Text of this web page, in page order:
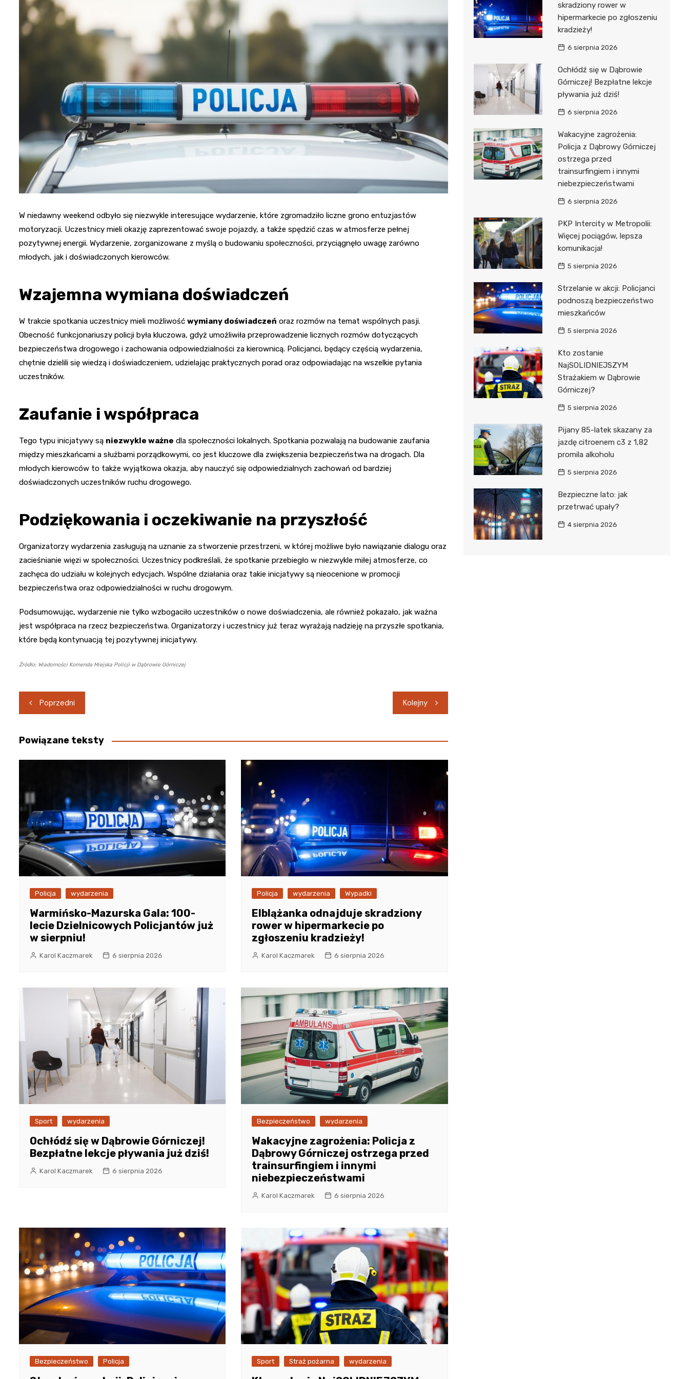
Poczta
Kino
W niedawny weekend odbyło się niezwykle interesujące wydarzenie, które zgromadziło liczne grono entuzjastów
motoryzacji. Uczestnicy mieli okazję zaprezentować swoje pojazdy, a także spędzić czas w atmosferze pełnej
pozytywnej energii. Wydarzenie, zorganizowane z myślą o budowaniu społeczności, przyciągnęło uwagę zarówno
młodych, jak i doświadczonych kierowców.
Wzajemna wymiana doświadczeń
W trakcie spotkania uczestnicy mieli możliwość wymiany doświadczeń oraz rozmów na temat wspólnych pasji.
Obecność funkcjonariuszy policji była kluczowa, gdyż umożliwiła przeprowadzenie licznych rozmów dotyczących
bezpieczeństwa drogowego i zachowania odpowiedzialności za kierownicą. Policjanci, będący częścią wydarzenia,
chętnie dzielili się wiedzą i doświadczeniem, udzielając praktycznych porad oraz odpowiadając na wszelkie pytania
uczestników.
Zaufanie i współpraca
Tego typu inicjatywy są niezwykle ważne dla społeczności lokalnych. Spotkania pozwalają na budowanie zaufania
między mieszkańcami a służbami porządkowymi, co jest kluczowe dla zwiększenia bezpieczeństwa na drogach. Dla
młodych kierowców to także wyjątkowa okazja, aby nauczyć się odpowiedzialnych zachowań od bardziej
doświadczonych uczestników ruchu drogowego.
Podziękowania i oczekiwanie na przyszłość
Organizatorzy wydarzenia zasługują na uznanie za stworzenie przestrzeni, w której możliwe było nawiązanie dialogu oraz
zacieśnianie więzi w społeczności. Uczestnicy podkreślali, że spotkanie przebiegło w niezwykle miłej atmosferze, co
zachęca do udziału w kolejnych edycjach. Wspólne działania oraz takie inicjatywy są nieocenione w promocji
bezpieczeństwa oraz odpowiedzialności w ruchu drogowym.
Podsumowując, wydarzenie nie tylko wzbogaciło uczestników o nowe doświadczenia, ale również pokazało, jak ważna
jest współpraca na rzecz bezpieczeństwa. Organizatorzy i uczestnicy już teraz wyrażają nadzieję na przyszłe spotkania,
które będą kontynuacją tej pozytywnej inicjatywy.
Źródło: Wiadomości Komenda Miejska Policji w Dąbrowie Górniczej
Nawigacja
wpisu
Poprzedni Kolejny
Powiązane teksty
Policja wydarzenia
Warmińsko-Mazurska Gala: 100-
lecie Dzielnicowych Policjantów już
w sierpniu!
Karol Kaczmarek 6 sierpnia 2026
Policja wydarzenia Wypadki
Elblążanka odnajduje skradziony
rower w hipermarkecie po
zgłoszeniu kradzieży!
Karol Kaczmarek 6 sierpnia 2026
Sport wydarzenia
Ochłódź się w Dąbrowie Górniczej!
Bezpłatne lekcje pływania już dziś!
Karol Kaczmarek 6 sierpnia 2026
Bezpieczeństwo wydarzenia
Wakacyjne zagrożenia: Policja z
Dąbrowy Górniczej ostrzega przed
trainsurfingiem i innymi
niebezpieczeństwami
Karol Kaczmarek 6 sierpnia 2026
Bezpieczeństwo Policja Sport Straż pożarna wydarzenia
skradziony rower w
hipermarkecie po zgłoszeniu
kradzieży!
6 sierpnia 2026
Ochłódź się w Dąbrowie
Górniczej! Bezpłatne lekcje
pływania już dziś!
6 sierpnia 2026
Wakacyjne zagrożenia:
Policja z Dąbrowy Górniczej
ostrzega przed
trainsurfingiem i innymi
niebezpieczeństwami
6 sierpnia 2026
PKP Intercity w Metropolii:
Więcej pociągów, lepsza
komunikacja!
5 sierpnia 2026
Strzelanie w akcji: Policjanci
podnoszą bezpieczeństwo
mieszkańców
5 sierpnia 2026
Kto zostanie
NajSOLIDNIEJSZYM
Strażakiem w Dąbrowie
Górniczej?
5 sierpnia 2026
Pijany 85-latek skazany za
jazdę citroenem c3 z 1,82
promila alkoholu
5 sierpnia 2026
Bezpieczne lato: jak
przetrwać upały?
4 sierpnia 2026